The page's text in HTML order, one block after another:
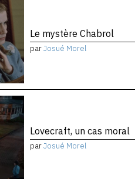
Le mystère Chabrol
parJosué Morel
Lovecraft, un cas moral
parJosué Morel